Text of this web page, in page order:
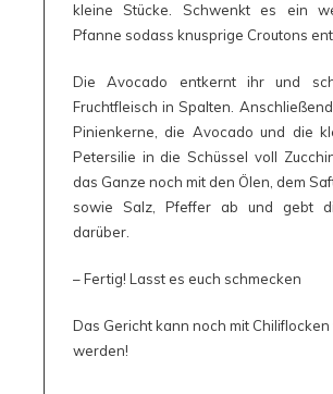
kleine Stücke. Schwenkt es ein
Pfanne sodass knusprige Croutons
Die Avocado entkernt ihr und
Fruchtfleisch in Spalten.
Pinienkerne, die Avocado und die
Petersilie in die Schüssel voll
das Ganze noch mit den Ölen, dem
sowie Salz, Pfeffer ab und gebt
darüber.
– Fertig! Lasst es euch schmecken
Das Gericht kann noch mit
werden!